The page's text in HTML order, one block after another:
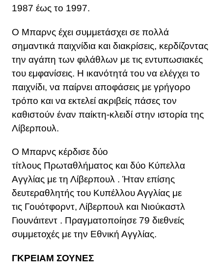
1987 έως το 1997.
Ο Μπαρνς έχει συμμετάσχει σε πολλά
σημαντικά παιχνίδια και διακρίσεις, κερδίζοντας
την αγάπη των φιλάθλων με τις εντυπωσιακές
του εμφανίσεις. Η ικανότητά του να ελέγχει το
παιχνίδι, να παίρνει αποφάσεις με γρήγορο
τρόπο και να εκτελεί ακριβείς πάσες τον
καθιστούν έναν παίκτη-κλειδί στην ιστορία της
Λίβερπουλ.
Ο Μπαρνς κέρδισε δύο
τίτλους Πρωταθλήματος και δύο Κύπελλα
Αγγλίας με τη Λίβερπουλ . Ήταν επίσης
δευτεραθλητής του Κυπέλλου Αγγλίας με
τις Γουότφορντ, Λίβερπουλ και Νιούκαστλ
Γιουνάιτεντ . Πραγματοποίησε 79 διεθνείς
συμμετοχές με την Εθνική Αγγλίας.
ΓΚΡΕΙΑΜ ΣΟΥΝΕΣ